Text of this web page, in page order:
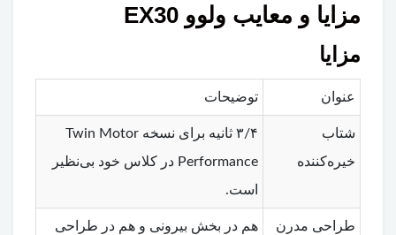
مزایا و معایب ولوو EX30
مزایا
عنوان توضیحات
شتاب
خیره‌کننده
۳/۴ ثانیه برای نسخه Twin Motor
Performance در کلاس خود بی‌نظیر
است.
طراحی مدرن
هم در بخش بیرونی و هم در طراحی